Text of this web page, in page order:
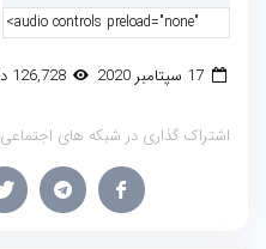
17 سپتامبر 2020 126,728 دانلود
اشتراک گذاری در شبکه های اجتماعی